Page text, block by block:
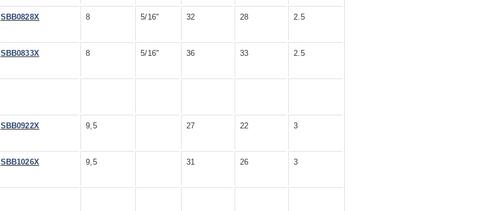
SBB0828X 8 5/16" 32 28 2.5
SBB0833X 8 5/16" 36 33 2.5
SBB0922X 9,5 27 22 3
SBB1026X 9,5 31 26 3